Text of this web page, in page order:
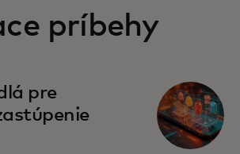
príbehy
pre